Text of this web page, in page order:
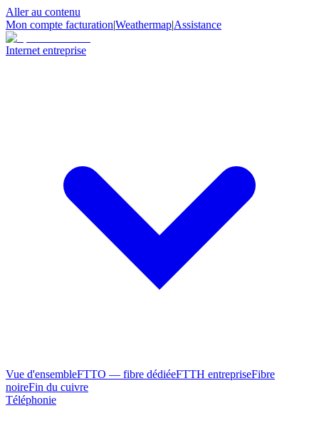
Aller au contenu
Mon compte facturation|Weathermap|Assistance
Internet entreprise
Vue d'ensembleFTTO — fibre dédiéeFTTH entrepriseFibre
noireFin du cuivre
Téléphonie